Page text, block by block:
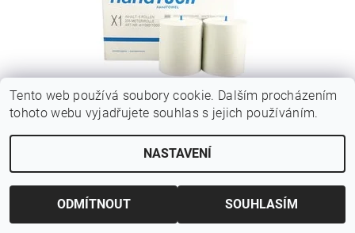
MULTIROLL HANDTUCH X1 5R
Tento web používá soubory cookie. Dalším procházením
tohoto webu vyjadřujete souhlas s jejich používáním.
NASTAVENÍ
ODMÍTNOUT SOUHLASÍM